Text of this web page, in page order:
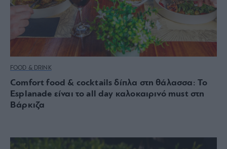
FOOD & DRINK
Comfort food & cocktails δίπλα στη θάλασσα: Το
Esplanade είναι το all day καλοκαιρινό must στη
Βάρκιζα